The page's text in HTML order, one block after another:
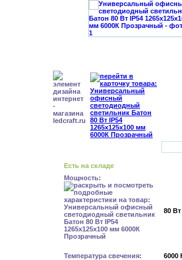
Есть на складе
Мощность:
80 Вт
Температура свечения: 6000